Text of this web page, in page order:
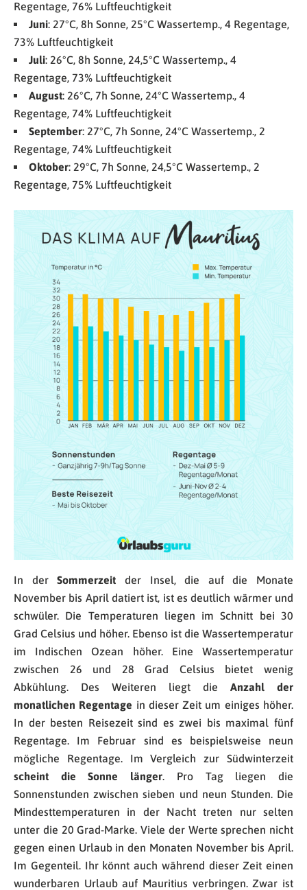
Regentage, 76% Luftfeuchtigkeit
Juni: 27°C, 8h Sonne, 25°C Wassertemp., 4 Regentage,
73% Luftfeuchtigkeit
Juli: 26°C, 8h Sonne, 24,5°C Wassertemp., 4
Regentage, 73% Luftfeuchtigkeit
August: 26°C, 7h Sonne, 24°C Wassertemp., 4
Regentage, 74% Luftfeuchtigkeit
September: 27°C, 7h Sonne, 24°C Wassertemp., 2
Regentage, 74% Luftfeuchtigkeit
Oktober: 29°C, 7h Sonne, 24,5°C Wassertemp., 2
Regentage, 75% Luftfeuchtigkeit
In derSommerzeit der Insel, die auf die Monate
November bis April datiert ist, ist es deutlich wärmer und
schwüler. Die Temperaturen liegen im Schnitt bei 30
Grad Celsius und höher. Ebenso ist die Wassertemperatur
im Indischen Ozean höher. Eine Wassertemperatur
zwischen 26 und 28 Grad Celsius bietet wenig
Abkühlung. Des Weiteren liegt die Anzahl der
monatlichen Regentage in dieser Zeit um einiges höher.
In der besten Reisezeit sind es zwei bis maximal fünf
Regentage. Im Februar sind es beispielsweise neun
mögliche Regentage. Im Vergleich zur Südwinterzeit
scheint die Sonne länger. Pro Tag liegen die
Sonnenstunden zwischen sieben und neun Stunden. Die
Mindesttemperaturen in der Nacht treten nur selten
unter die 20 Grad-Marke. Viele der Werte sprechen nicht
gegen einen Urlaub in den Monaten November bis April.
Im Gegenteil. Ihr könnt auch während dieser Zeit einen
wunderbaren Urlaub auf Mauritius verbringen. Zwar ist